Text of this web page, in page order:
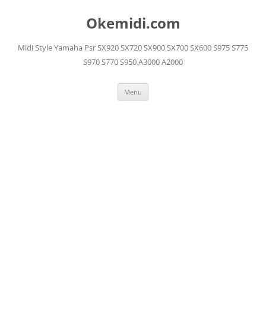
Okemidi.com
Midi Style Yamaha Psr SX920 SX720 SX900 SX700 SX600 S975 S775
S970 S770 S950 A3000 A2000
Menu